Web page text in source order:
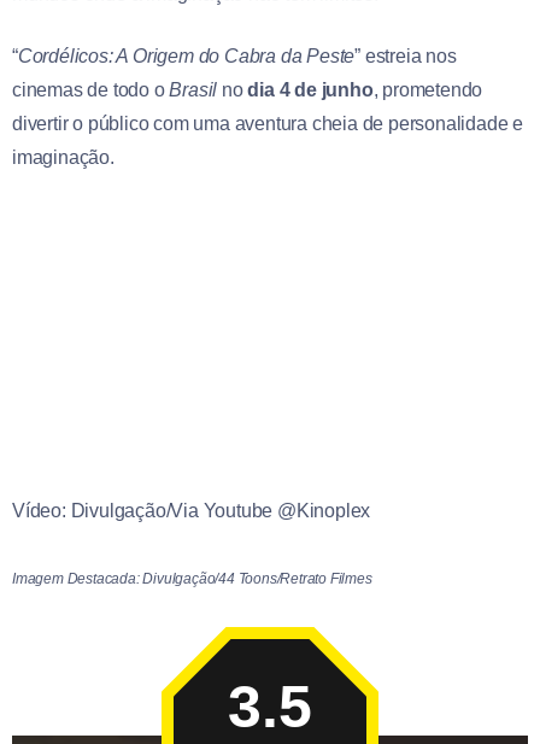
“Cordélicos: A Origem do Cabra da Peste” estreia nos
cinemas de todo oBrasil nodia 4 de junho, prometendo
divertir o público com uma aventura cheia de personalidade e
imaginação.
Vídeo: Divulgação/Via Youtube @Kinoplex
Imagem Destacada: Divulgação/44 Toons/Retrato Filmes
3.5